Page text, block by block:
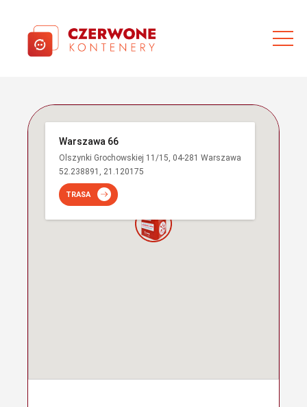
Warszawa 66
Olszynki Grochowskiej 11/15, 04-281 Warszawa
52.238891, 21.120175
TRASA